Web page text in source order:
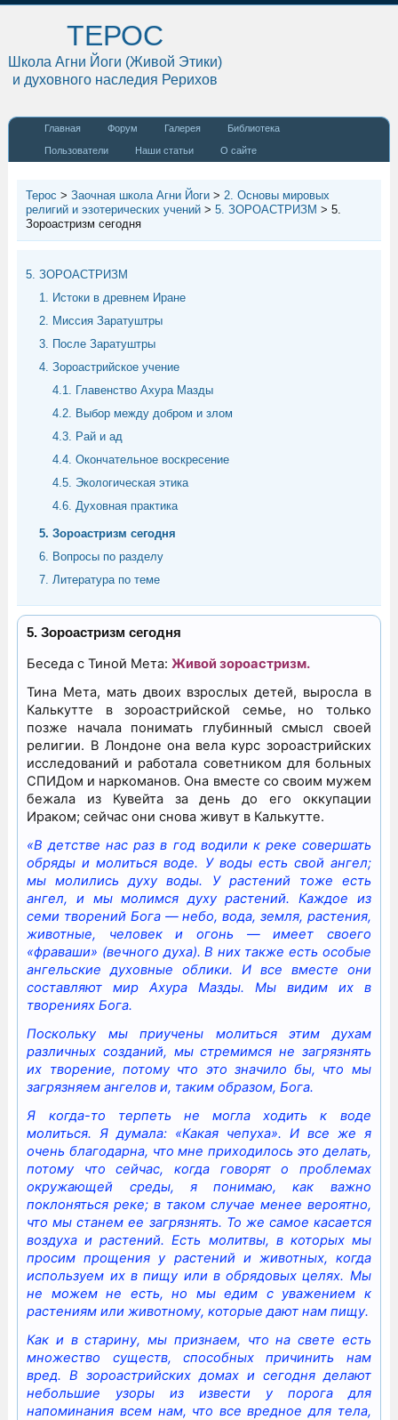
ТЕРОС
Школа Агни Йоги (Живой Этики)
и духовного наследия Рерихов
Главная Форум Галерея Библиотека
Пользователи Наши статьи О сайте
Терос >Заочная школа Агни Йоги >2. Основы мировых
религий и эзотерических учений >5. ЗОРОАСТРИЗМ >5.
Зороастризм сегодня
5. ЗОРОАСТРИЗМ
1. Истоки в древнем Иране
2. Миссия Заратуштры
3. После Заратуштры
4. Зороастрийское учение
4.1. Главенство Ахура Мазды
4.2. Выбор между добром и злом
4.3. Рай и ад
4.4. Окончательное воскресение
4.5. Экологическая этика
4.6. Духовная практика
5. Зороастризм сегодня
6. Вопросы по разделу
7. Литература по теме
5. Зороастризм сегодня
Беседа с Тиной Мета:Живой зороастризм.
Тина Мета, мать двоих взрослых детей, выросла в
Калькутте в зороастрийской семье, но только
позже начала понимать глубинный смысл своей
религии. В Лондоне она вела курс зороастрийских
исследований и работала советником для больных
СПИДом и наркоманов. Она вместе со своим мужем
бежала из Кувейта за день до его оккупации
Ираком; сейчас они снова живут в Калькутте.
«В детстве нас раз в год водили к реке совершать
обряды и молиться воде. У воды есть свой ангел;
мы молились духу воды. У растений тоже есть
ангел, и мы молимся духу растений. Каждое из
семи творений Бога — небо, вода, земля, растения,
животные, человек и огонь — имеет своего
«фраваши» (вечного духа). В них также есть особые
ангельские духовные облики. И все вместе они
составляют мир Ахура Мазды. Мы видим их в
творениях Бога.
Поскольку мы приучены молиться этим духам
различных созданий, мы стремимся не загрязнять
их творение, потому что это значило бы, что мы
загрязняем ангелов и, таким образом, Бога.
Я когда-то терпеть не могла ходить к воде
молиться. Я думала: «Какая чепуха». И все же я
очень благодарна, что мне приходилось это делать,
потому что сейчас, когда говорят о проблемах
окружающей среды, я понимаю, как важно
поклоняться реке; в таком случае менее вероятно,
что мы станем ее загрязнять. То же самое касается
воздуха и растений. Есть молитвы, в которых мы
просим прощения у растений и животных, когда
используем их в пищу или в обрядовых целях. Мы
не можем не есть, но мы едим с уважением к
растениям или животному, которые дают нам пищу.
Как и в старину, мы признаем, что на свете есть
множество существ, способных причинить нам
вред. В зороастрийских домах и сегодня делают
небольшие узоры из извести у порога для
напоминания всем нам, что все вредное для тела,